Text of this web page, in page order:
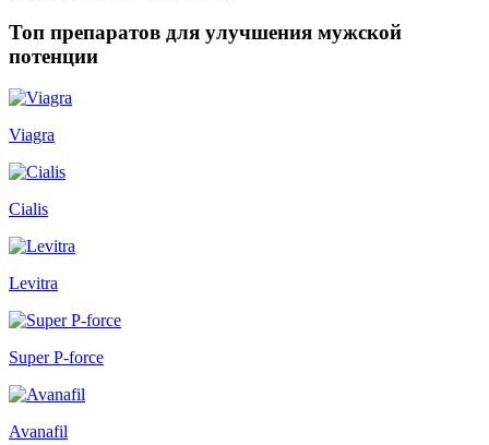
Топ препаратов для улучшения мужской
потенции
Viagra
Cialis
Levitra
Super P-force
Avanafil